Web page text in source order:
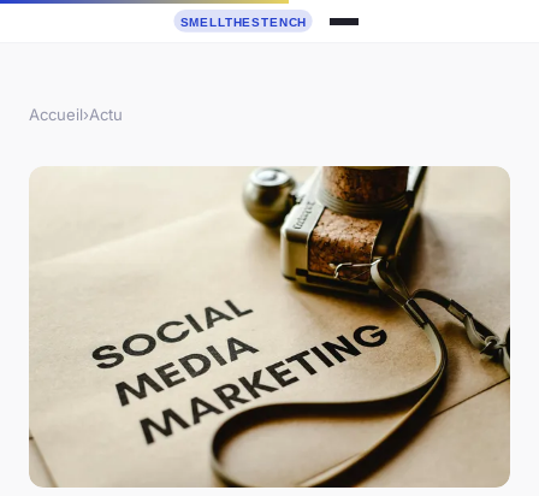
Accueil›Actu